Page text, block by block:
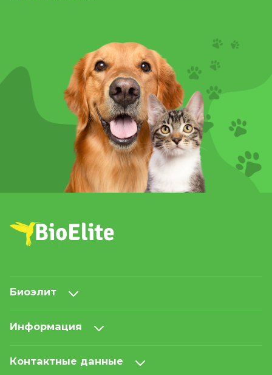
Биоэлит
Информация
Контактные данные